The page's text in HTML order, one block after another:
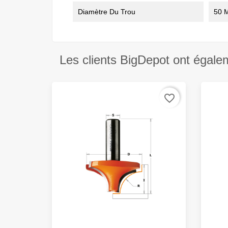
Diamètre Du Trou 50
Les clients BigDepot ont
favorite_border